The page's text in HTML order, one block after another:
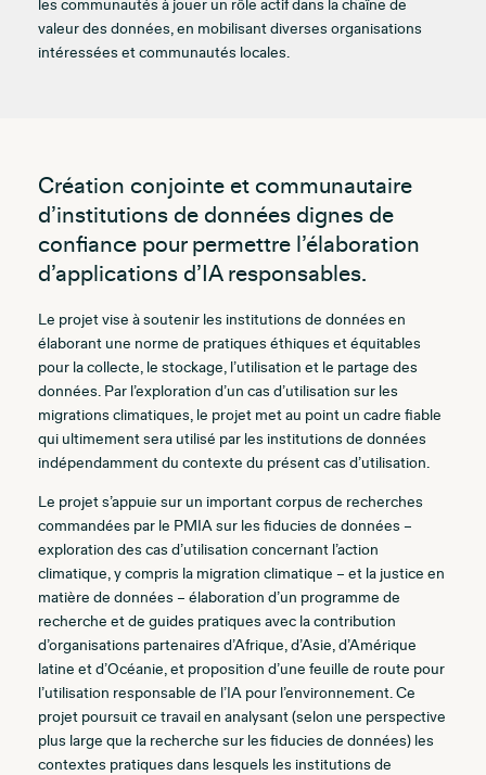
les communautés à jouer un rôle actif dans la chaîne de
valeur des données, en mobilisant diverses organisations
intéressées et communautés locales.
Création conjointe et communautaire
d’institutions de données dignes de
confiance pour permettre l’élaboration
d’applications d’IA responsables.
Le projet vise à soutenir les institutions de données en
élaborant une norme de pratiques éthiques et équitables
pour la collecte, le stockage, l’utilisation et le partage des
données. Par l’exploration d’un cas d’utilisation sur les
migrations climatiques, le projet met au point un cadre fiable
qui ultimement sera utilisé par les institutions de données
indépendamment du contexte du présent cas d’utilisation.
Le projet s’appuie sur un important corpus de recherches
commandées par le PMIA sur les fiducies de données –
exploration des cas d’utilisation concernant l’action
climatique, y compris la migration climatique – et la justice en
matière de données – élaboration d’un programme de
recherche et de guides pratiques avec la contribution
d’organisations partenaires d’Afrique, d’Asie, d’Amérique
latine et d’Océanie, et proposition d’une feuille de route pour
l’utilisation responsable de l’IA pour l’environnement. Ce
projet poursuit ce travail en analysant (selon une perspective
plus large que la recherche sur les fiducies de données) les
contextes pratiques dans lesquels les institutions de